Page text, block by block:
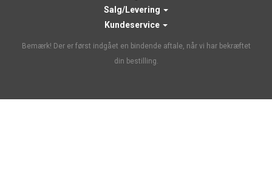
Salg/Levering
Kundeservice
Bemærk! Der er først indgået en bindende aftale, når vi har bekræftet
din bestilling.